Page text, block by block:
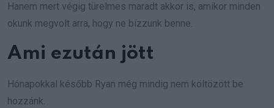
Hanem mert végig türelmes maradt akkor is, amikor minden
okunk megvolt arra, hogy ne bízzunk benne.
Ami ezután jött
Hónapokkal később Ryan még mindig nem költözött be
hozzánk.